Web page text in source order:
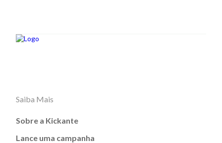
Saiba Mais
Sobre a Kickante
Lance uma campanha